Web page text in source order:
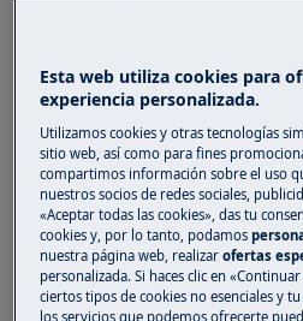
Lavavajillas: cómo sustituir
desagüe
Leer más
Cambio de producto
¿Puedo cambiar mi producto?
Leer más
Esta web utiliza cookies para
experiencia personalizada.
Utilizamos cookies y otras tecnologías
sitio web, así como para fines
compartimos información sobre el uso
nuestros socios de redes sociales,
«Aceptar todas las cookies», das tu
cookies y, por lo tanto, podamos
nuestra página web, realizarofertas
personalizada. Si haces clic en
ciertos tipos de cookies no esenciales y
los servicios que podemos ofrecerte